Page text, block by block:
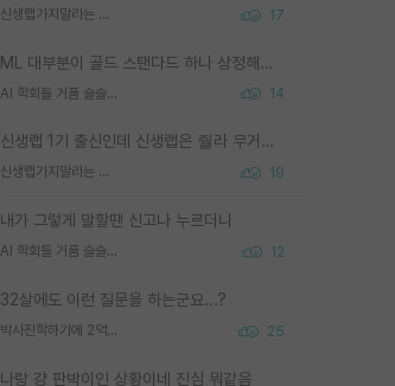
신생랩가지말라는 이유가 있었구나 17
ML 대부분이 골드 스탠다드 하나 상정해놓고 (벤치마크 데이터셋이 여러 개면 여러 개 상정) 그거 얼마나 잘 맞추나 싸움임 가끔 번뜩이는 설계 철학을 보여주는 논문들도 있지만 대부분 그거 성적 얼마나 더 올리느라에 혈안이 되어 있는 측면이 잇음
AI 학회들 거품 슬슬 지적이 나오네요 14
신생랩 1기 출신인데 신생랩은 줠라 무거운 바벨 같은거임. 들면 대박인데 못들면 깔려 죽음. 아무도 알려주지 않는 환경에서 자생해야하지만, 일단 살아남았다면 그 어떤 사람보다 악착같고 생존력 높은 사람으로 거듭날 수 있음
신생랩가지말라는 이유가 있었구나 19
내가 그렇게 말할땐 신고나 누르더니
AI 학회들 거품 슬슬 지적이 나오네요 12
32살에도 이런 질문을 하는군요...?
박사진학하기에 2억은 괜찮은 (?) 정도의 경제력인가요 25
나랑 걍 판박이인 상황이네 진심 뭐같음